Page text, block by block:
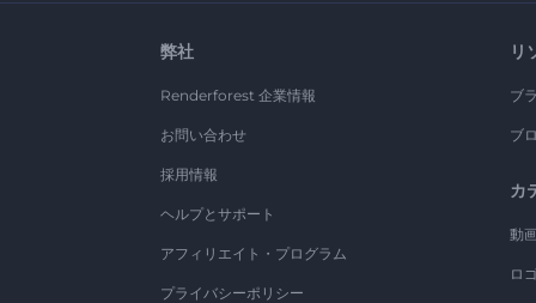
弊社
Renderforest 企業情報
お問い合わせ
採用情報
ヘルプとサポート
アフィリエイト・プログラム
プライバシーポリシー
リ
ブ
ブ
カ
動
ロ